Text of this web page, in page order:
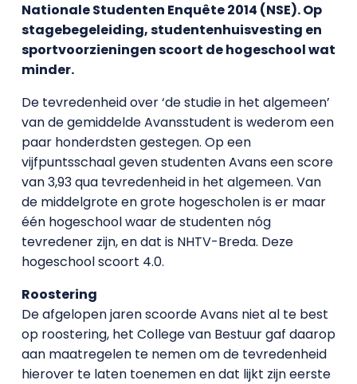
Nationale Studenten Enquête 2014 (NSE). Op
stagebegeleiding, studentenhuisvesting en
sportvoorzieningen scoort de hogeschool wat
minder.
De tevredenheid over ‘de studie in het algemeen’
van de gemiddelde Avansstudent is wederom een
paar honderdsten gestegen. Op een
vijfpuntsschaal geven studenten Avans een score
van 3,93 qua tevredenheid in het algemeen. Van
de middelgrote en grote hogescholen is er maar
één hogeschool waar de studenten nóg
tevredener zijn, en dat is NHTV-Breda. Deze
hogeschool scoort 4.0.
Roostering
De afgelopen jaren scoorde Avans niet al te best
op roostering, het College van Bestuur gaf daarop
aan maatregelen te nemen om de tevredenheid
hierover te laten toenemen en dat lijkt zijn eerste